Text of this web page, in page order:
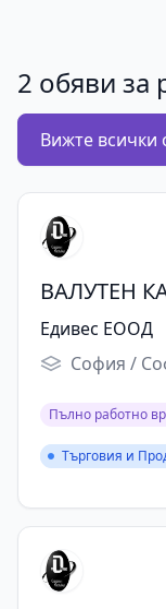
2 обяви за
Вижте
ВАЛУТЕН
Едивес ЕООД
София /
Пълно работно
Търговия и
Търговия и